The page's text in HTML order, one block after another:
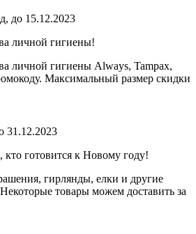
до 15.12.2023
личной гигиены!
личной гигиены Always, Tampax,
Максимальный размер скидки
31.12.2023
кто готовится к Новому году!
гирлянды, елки и другие
товары можем доставить за